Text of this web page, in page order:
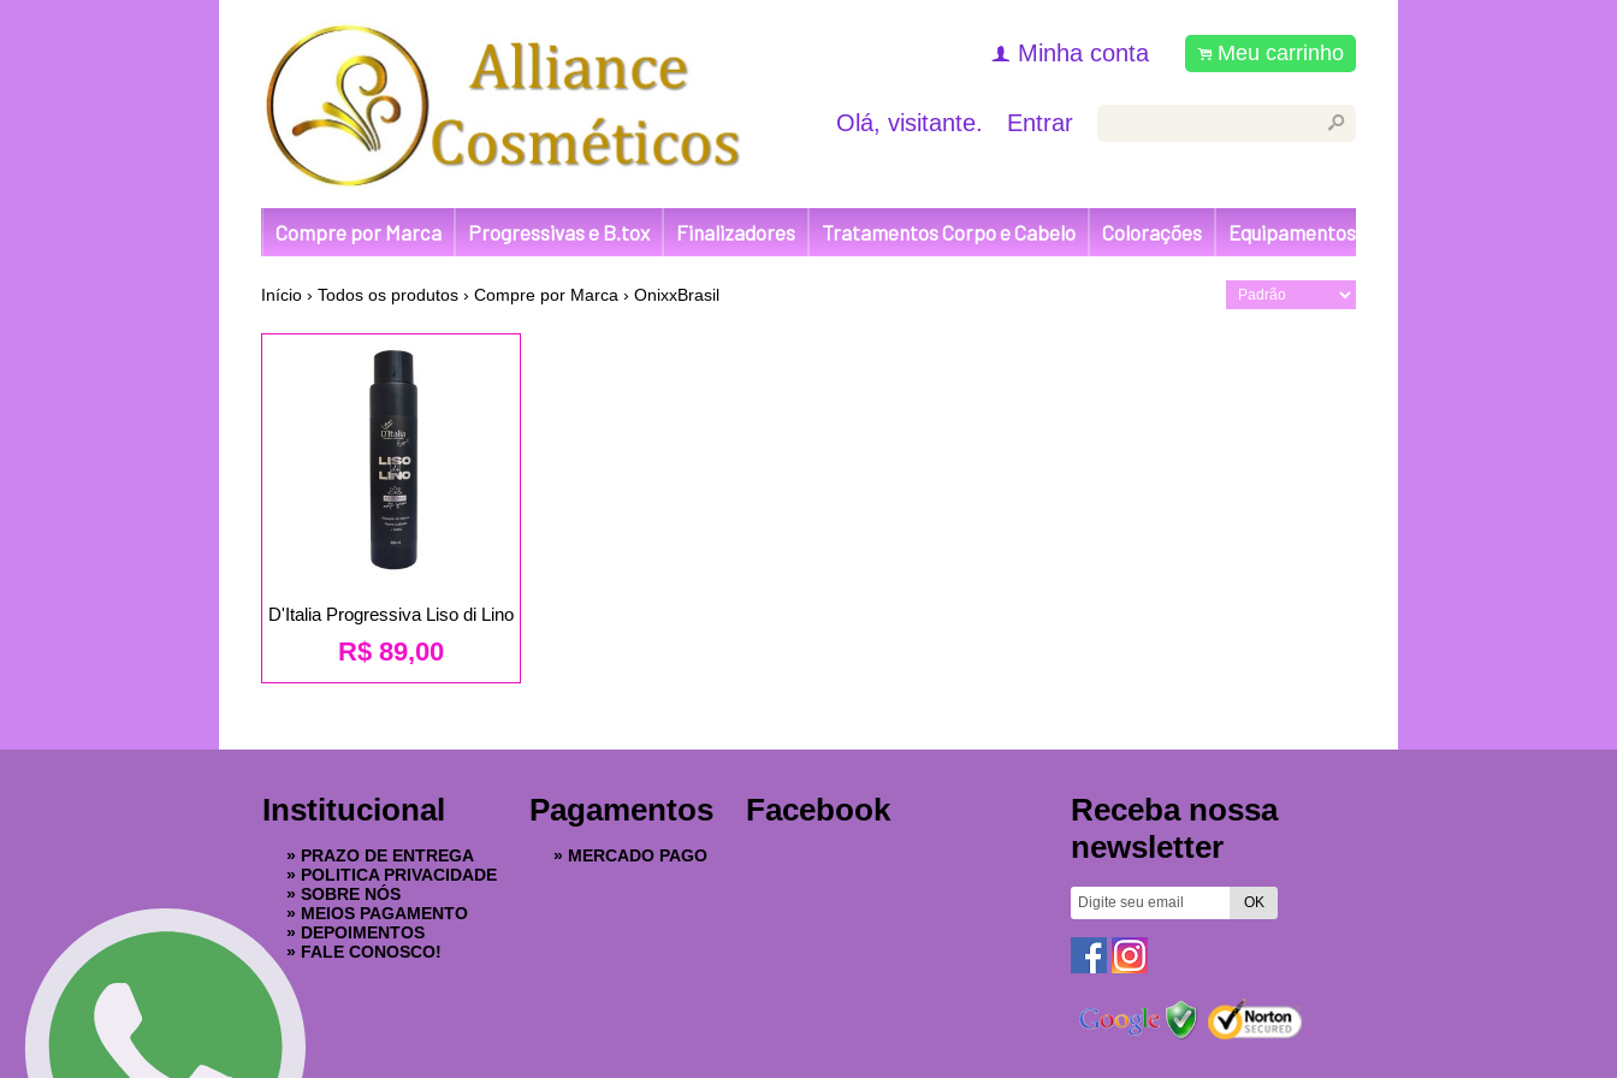
f Minha conta . Meu carrinho
Olá, visitante. Entrar s
Compre por Marca Progressivas e B.tox Finalizadores Tratamentos Corpo e Cabelo Colorações Equipamentos
Início › Todos os produtos › Compre por Marca › OnixxBrasil
D'Italia Progressiva Liso di Lino
R$ 89,00
Institucional
» PRAZO DE ENTREGA
» POLITICA PRIVACIDADE
» SOBRE NÓS
» MEIOS PAGAMENTO
» DEPOIMENTOS
» FALE CONOSCO!
Pagamentos
» MERCADO PAGO
Facebook
Receba nossa
newsletter